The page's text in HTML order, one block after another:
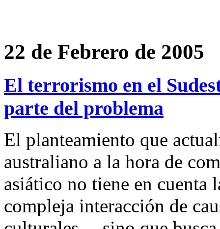
22 de Febrero de 2005
El terrorismo en el
parte del problema
El planteamiento que
australiano a la hora de
asiático no tiene en
compleja interacción de